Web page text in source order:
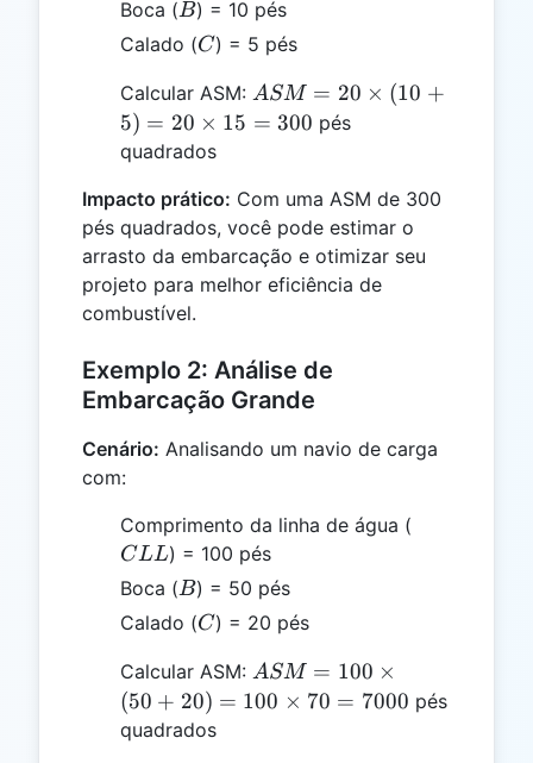
Boca (B
B) = 10 pés
Calado (C
C) = 5 pés
Calcular ASM: ASM
= 20
5) =
20
\times
15 =
ASM = 20 × (10 +
5) = 20 × 15 = 300 pés
quadrados
Impacto prático: Com uma ASM de 300
pés quadrados, você pode estimar o
arrasto da embarcação e otimizar seu
projeto para melhor eficiência de
combustível.
Exemplo 2: Análise de
Embarcação Grande
Cenário: Analisando um navio de carga
com:
Comprimento da linha de água (
CLL) = 100 pés
Boca (B
B) = 50 pés
Calado (C
C) = 20 pés
Calcular ASM: ASM
= 100
ASM = 100 ×
(50 + 20) = 100 × 70 = 7000 pés
quadrados